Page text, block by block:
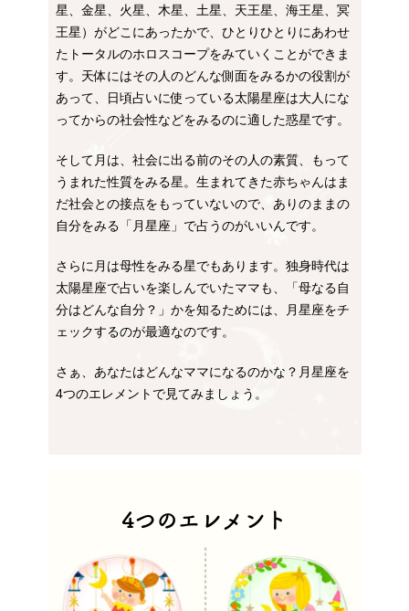
星、金星、火星、木星、土星、天王星、海王星、冥
王星）がどこにあったかで、ひとりひとりにあわせ
たトータルのホロスコープをみていくことができま
す。天体にはその人のどんな側面をみるかの役割が
あって、日頃占いに使っている太陽星座は大人にな
ってからの社会性などをみるのに適した惑星です。
そして月は、社会に出る前のその人の素質、もって
うまれた性質をみる星。生まれてきた赤ちゃんはま
だ社会との接点をもっていないので、ありのままの
自分をみる「月星座」で占うのがいいんです。
さらに月は母性をみる星でもあります。独身時代は
太陽星座で占いを楽しんでいたママも、「母なる自
分はどんな自分？」かを知るためには、月星座をチ
ェックするのが最適なのです。
さぁ、あなたはどんなママになるのかな？月星座を
4つのエレメントで見てみましょう。
4つのエレメント